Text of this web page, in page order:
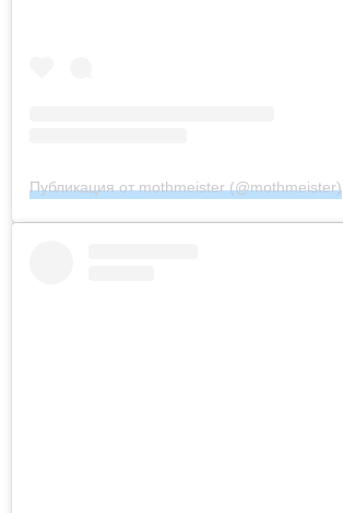
Публикация от mothmeister (@mothmeister)